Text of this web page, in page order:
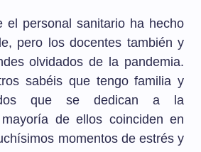
el personal sanitario ha hecho
pero los docentes también y
olvidados de la pandemia.
sabéis que tengo familia y
que se dedican a la
de ellos coinciden en
momentos de estrés y